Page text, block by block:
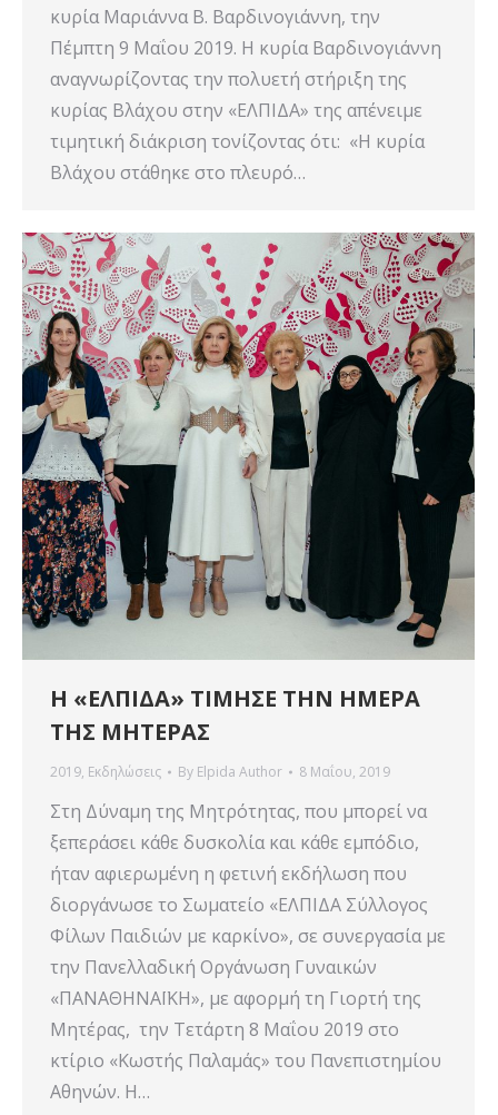
κυρία Μαριάννα Β. Βαρδινογιάννη, την
Πέμπτη 9 Μαΐου 2019. Η κυρία Βαρδινογιάννη
αναγνωρίζοντας την πολυετή στήριξη της
κυρίας Βλάχου στην «ΕΛΠΙΔΑ» της απένειμε
τιμητική διάκριση τονίζοντας ότι: «Η κυρία
Βλάχου στάθηκε στο πλευρό…
Η «ΕΛΠΙΔΑ» ΤΙΜΗΣΕ ΤΗΝ ΗΜΕΡΑ
ΤΗΣ ΜΗΤΕΡΑΣ
2019, Εκδηλώσεις By Elpida Author 8 Μαΐου, 2019
Στη Δύναμη της Μητρότητας, που μπορεί να
ξεπεράσει κάθε δυσκολία και κάθε εμπόδιο,
ήταν αφιερωμένη η φετινή εκδήλωση που
διοργάνωσε το Σωματείο «ΕΛΠΙΔΑ Σύλλογος
Φίλων Παιδιών με καρκίνο», σε συνεργασία με
την Πανελλαδική Οργάνωση Γυναικών
«ΠΑΝΑΘΗΝΑΪΚΗ», με αφορμή τη Γιορτή της
Μητέρας, την Τετάρτη 8 Μαΐου 2019 στο
κτίριο «Κωστής Παλαμάς» του Πανεπιστημίου
Αθηνών. Η…